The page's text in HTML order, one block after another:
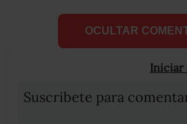
OCULTAR
Iniciar
Suscribete para